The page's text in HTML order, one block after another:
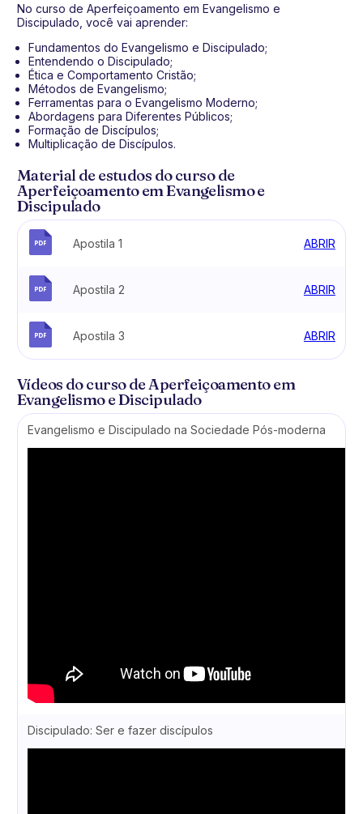
No curso de Aperfeiçoamento em Evangelismo e
Discipulado, você vai aprender:
Fundamentos do Evangelismo e Discipulado;
Entendendo o Discipulado;
Ética e Comportamento Cristão;
Métodos de Evangelismo;
Ferramentas para o Evangelismo Moderno;
Abordagens para Diferentes Públicos;
Formação de Discípulos;
Multiplicação de Discípulos.
Material de estudos do curso de
Aperfeiçoamento em Evangelismo e
Discipulado
Apostila 1 ABRIR
Apostila 2 ABRIR
Apostila 3 ABRIR
Vídeos do curso de Aperfeiçoamento em
Evangelismo e Discipulado
Evangelismo e Discipulado na Sociedade Pós-moderna
Discipulado: Ser e fazer discípulos